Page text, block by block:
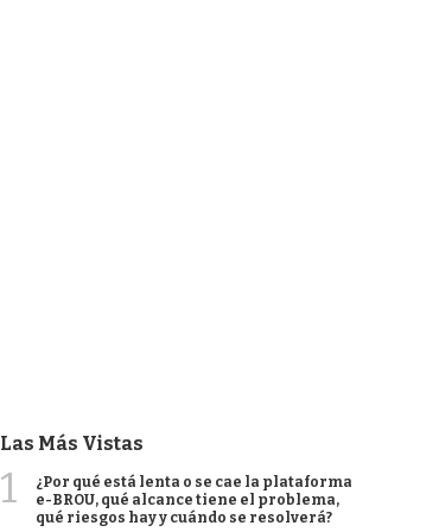
Las Más Vistas
1
¿Por qué está lenta o se cae la plataforma
e-BROU, qué alcance tiene el problema,
qué riesgos hay y cuándo se resolverá?